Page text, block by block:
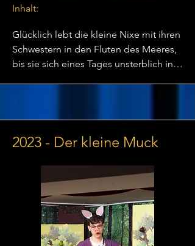
Inhalt:
Glücklich lebt die kleine Nixe mit ihren
Schwestern in den Fluten des Meeres,
bis sie sich eines Tages unsterblich in
Meereshexe führt, wo sie ihre
wunderschöne Stimme gegen zwei
auftaucht, wird sie enttäuscht, denn der
Prinz erkennt sie nicht. Nun kann nur
noch die Liebe einer Seele sie retten…
2023 - Der kleine Muck